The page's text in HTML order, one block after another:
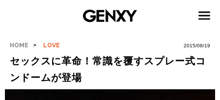
HOME LOVE 2015/08/19
セックスに革命！常識を覆すスプレー式コ
ンドームが登場